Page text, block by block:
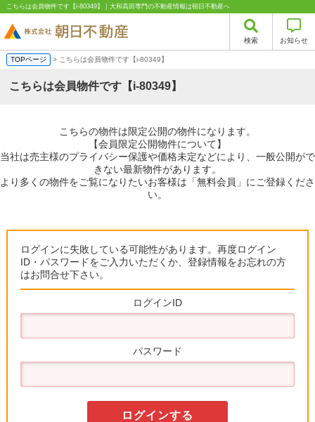
こちらは会員物件です【i-80349】｜大和高田専門の不動産情報は朝日不動産へ
検索 お知らせ
TOPページ > こちらは会員物件です【i-80349】
こちらは会員物件です【i-80349】
こちらの物件は限定公開の物件になります。
【会員限定公開物件について】
当社は売主様のプライバシー保護や価格未定などにより、一般公開がで
きない最新物件があります。
より多くの物件をご覧になりたいお客様は「無料会員」にご登録くださ
い。
ログインに失敗している可能性があります。再度ログイン
ID・パスワードをご入力いただくか、登録情報をお忘れの方
はお問合せ下さい。
ログインID
パスワード